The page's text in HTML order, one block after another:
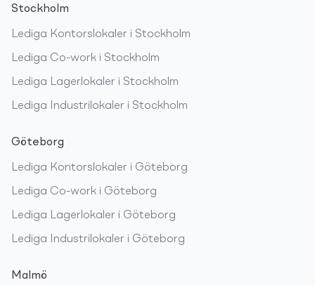
Stockholm
Lediga Kontorslokaler i Stockholm
Lediga Co-work i Stockholm
Lediga Lagerlokaler i Stockholm
Lediga Industrilokaler i Stockholm
Göteborg
Lediga Kontorslokaler i Göteborg
Lediga Co-work i Göteborg
Lediga Lagerlokaler i Göteborg
Lediga Industrilokaler i Göteborg
Malmö